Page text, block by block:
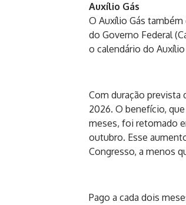
Auxílio Gás
O Auxílio Gás
do Governo Federal
o calendário do
Com duração prevista
2026. O benefício,
meses, foi retomado
outubro. Esse
Congresso, a menos
Pago a cada dois